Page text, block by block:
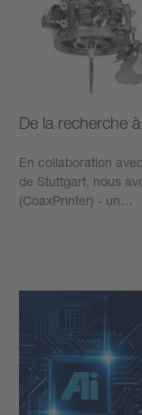
De la recherche
En collaboration
de Stuttgart, nous
(CoaxPrinter) - un…